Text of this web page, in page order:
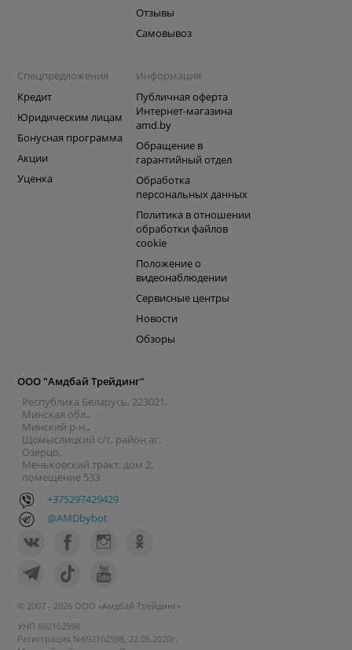
Отзывы
Самовывоз
Спецпредложения
Кредит
Юридическим лицам
Бонусная программа
Акции
Уценка
Информация
Публичная оферта
Интернет-магазина
amd.by
Обращение в
гарантийный отдел
Обработка
персональных данных
Политика в отношении
обработки файлов
cookie
Положение о
видеонаблюдении
Сервисные центры
Новости
Обзоры
ООО "Амдбай Трейдинг"
Республика Беларусь, 223021,
Минская обл.,
Минский р-н.,
Щомыслицкий с/с, район аг.
Озерцо,
Меньковский тракт, дом 2,
помещение 533
+375297429429
@AMDbybot
© 2007 - 2026 ООО «Амдбай Трейдинг»
УНП 692162598
Регистрация №692162598, 22.05.2020г.